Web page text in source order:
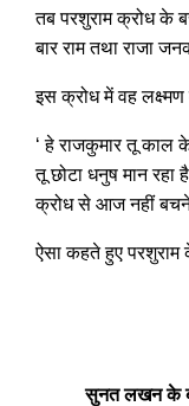
तब परशुराम क्रोध के
बार राम तथा राजा
इस क्रोध में वह
‘ हे राजकुमार तू काल
तू छोटा धनुष मान
क्रोध से आज नहीं बचने
ऐसा कहते हुए परशुराम
सुनत लखन के